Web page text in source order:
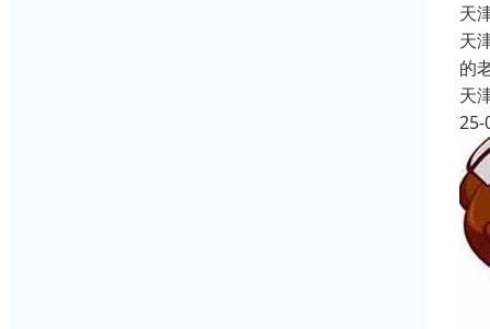
天
天
的
天
25-